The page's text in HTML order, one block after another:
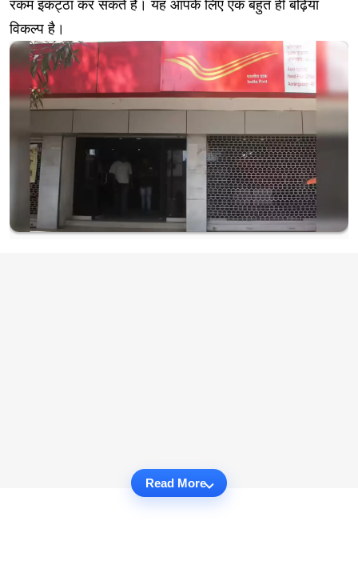
रकम इकट्ठा कर सकते हैं। यह आपके लिए एक बहुत ही बढ़िया
विकल्प है।
Read More